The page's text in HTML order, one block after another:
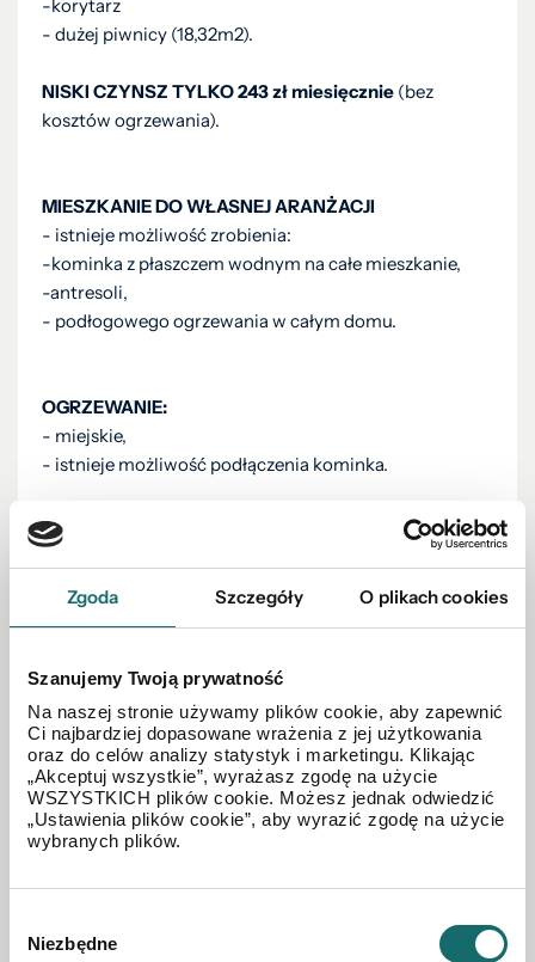
Zgoda Szczegóły O plikach cookies
Szanujemy Twoją prywatność
Na naszej stronie używamy plików cookie, aby zapewnić
Ci najbardziej dopasowane wrażenia z jej użytkowania
oraz do celów analizy statystyk i marketingu. Klikając
„Akceptuj wszystkie”, wyrażasz zgodę na użycie
WSZYSTKICH plików cookie. Możesz jednak odwiedzić
„Ustawienia plików cookie”, aby wyrazić zgodę na użycie
wybranych plików.
zgody
Niezbędne
-korytarz
- dużej piwnicy (18,32m2).
NISKI CZYNSZ TYLKO 243 zł miesięcznie (bez
kosztów ogrzewania).
MIESZKANIE DO WŁASNEJ ARANŻACJI
- istnieje możliwość zrobienia:
-kominka z płaszczem wodnym na całe mieszkanie,
-antresoli,
- podłogowego ogrzewania w całym domu.
OGRZEWANIE:
- miejskie,
- istnieje możliwość podłączenia kominka.
DODATKOWE INFORMACJE:
- miejsca parkingowe - duzy parking pod kamienicą.
daje możliwość stworzenia antresoli w pokoju.
- mieszkanie zbudowane z cegły, grube mury- cicho i
SUPER LOKALIZACJA- w pobliżu cała infrastruktura:
szkoły (SP 1 i SP 5), przedszkole, sklepy, bazarek,
apteka, przychodnia lekarska.
Mieszkanie jest idealnym rozwiązaniem dla rodziny z
Tylko 2 przystanki autobusowe do centrum miasta.